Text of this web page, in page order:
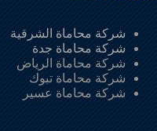
شركة محاماة الشرقية
شركة محاماة جدة
شركة محاماة الرياض
شركة محاماة تبوك
شركة محاماة عسير